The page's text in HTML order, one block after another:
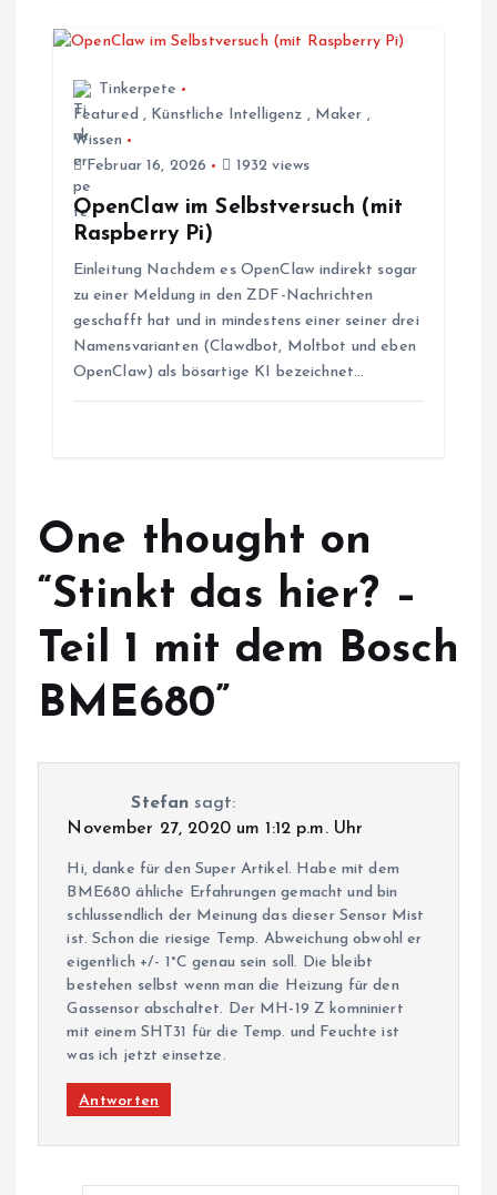
g
Tinkerpete
Featured , Künstliche Intelligenz , Maker ,
Wissen
Februar 16, 2026
1932 views
OpenClaw im Selbstversuch (mit
Raspberry Pi)
Einleitung Nachdem es OpenClaw indirekt sogar
zu einer Meldung in den ZDF-Nachrichten
geschafft hat und in mindestens einer seiner drei
Namensvarianten (Clawdbot, Moltbot und eben
OpenClaw) als bösartige KI bezeichnet…
One thought on
“Stinkt das hier? –
Teil 1 mit dem Bosch
BME680”
Stefan sagt:
November 27, 2020 um 1:12 p.m. Uhr
Hi, danke für den Super Artikel. Habe mit dem
BME680 ähliche Erfahrungen gemacht und bin
schlussendlich der Meinung das dieser Sensor Mist
ist. Schon die riesige Temp. Abweichung obwohl er
eigentlich +/- 1°C genau sein soll. Die bleibt
bestehen selbst wenn man die Heizung für den
Gassensor abschaltet. Der MH-19 Z komniniert
mit einem SHT31 für die Temp. und Feuchte ist
was ich jetzt einsetze.
Antworten